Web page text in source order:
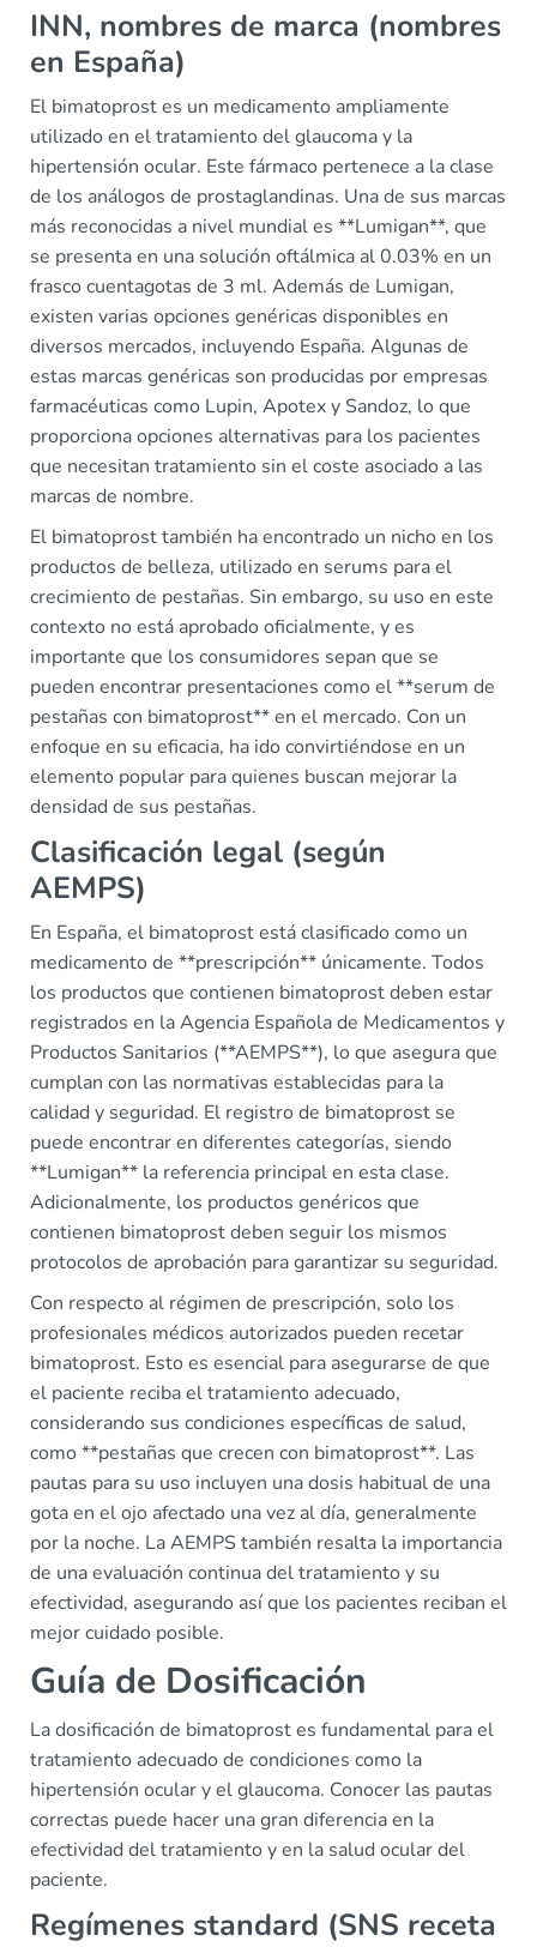
INN, nombres de marca (nombres
en España)
El bimatoprost es un medicamento ampliamente
utilizado en el tratamiento del glaucoma y la
hipertensión ocular. Este fármaco pertenece a la clase
de los análogos de prostaglandinas. Una de sus marcas
más reconocidas a nivel mundial es **Lumigan**, que
se presenta en una solución oftálmica al 0.03% en un
frasco cuentagotas de 3 ml. Además de Lumigan,
existen varias opciones genéricas disponibles en
diversos mercados, incluyendo España. Algunas de
estas marcas genéricas son producidas por empresas
farmacéuticas como Lupin, Apotex y Sandoz, lo que
proporciona opciones alternativas para los pacientes
que necesitan tratamiento sin el coste asociado a las
marcas de nombre.
El bimatoprost también ha encontrado un nicho en los
productos de belleza, utilizado en serums para el
crecimiento de pestañas. Sin embargo, su uso en este
contexto no está aprobado oficialmente, y es
importante que los consumidores sepan que se
pueden encontrar presentaciones como el **serum de
pestañas con bimatoprost** en el mercado. Con un
enfoque en su eficacia, ha ido convirtiéndose en un
elemento popular para quienes buscan mejorar la
densidad de sus pestañas.
Clasificación legal (según
AEMPS)
En España, el bimatoprost está clasificado como un
medicamento de **prescripción** únicamente. Todos
los productos que contienen bimatoprost deben estar
registrados en la Agencia Española de Medicamentos y
Productos Sanitarios (**AEMPS**), lo que asegura que
cumplan con las normativas establecidas para la
calidad y seguridad. El registro de bimatoprost se
puede encontrar en diferentes categorías, siendo
**Lumigan** la referencia principal en esta clase.
Adicionalmente, los productos genéricos que
contienen bimatoprost deben seguir los mismos
protocolos de aprobación para garantizar su seguridad.
Con respecto al régimen de prescripción, solo los
profesionales médicos autorizados pueden recetar
bimatoprost. Esto es esencial para asegurarse de que
el paciente reciba el tratamiento adecuado,
considerando sus condiciones específicas de salud,
como **pestañas que crecen con bimatoprost**. Las
pautas para su uso incluyen una dosis habitual de una
gota en el ojo afectado una vez al día, generalmente
por la noche. La AEMPS también resalta la importancia
de una evaluación continua del tratamiento y su
efectividad, asegurando así que los pacientes reciban el
mejor cuidado posible.
Guía de Dosificación
La dosificación de bimatoprost es fundamental para el
tratamiento adecuado de condiciones como la
hipertensión ocular y el glaucoma. Conocer las pautas
correctas puede hacer una gran diferencia en la
efectividad del tratamiento y en la salud ocular del
paciente.
Regímenes standard (SNS receta